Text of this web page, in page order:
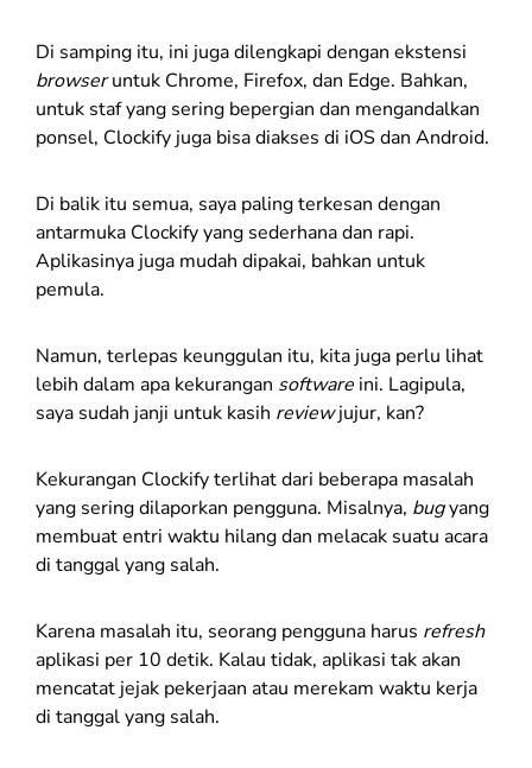
Di samping itu, ini juga dilengkapi dengan ekstensi
browseruntuk Chrome, Firefox, dan Edge. Bahkan,
untuk staf yang sering bepergian dan mengandalkan
ponsel, Clockify juga bisa diakses di iOS dan Android.
Di balik itu semua, saya paling terkesan dengan
antarmuka Clockify yang sederhana dan rapi.
Aplikasinya juga mudah dipakai, bahkan untuk
pemula.
Namun, terlepas keunggulan itu, kita juga perlu lihat
lebih dalam apa kekurangan software ini. Lagipula,
saya sudah janji untuk kasih reviewjujur, kan?
Kekurangan Clockify terlihat dari beberapa masalah
yang sering dilaporkan pengguna. Misalnya, bugyang
membuat entri waktu hilang dan melacak suatu acara
di tanggal yang salah.
Karena masalah itu, seorang pengguna harus refresh
aplikasi per 10 detik. Kalau tidak, aplikasi tak akan
mencatat jejak pekerjaan atau merekam waktu kerja
di tanggal yang salah.